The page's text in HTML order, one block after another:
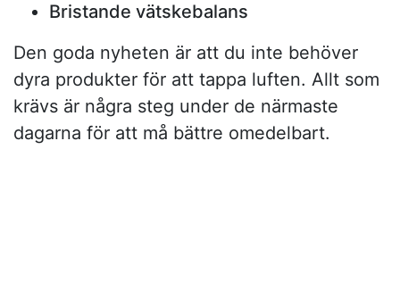
Bristande vätskebalans
Den goda nyheten är att du inte behöver
dyra produkter för att tappa luften. Allt som
krävs är några steg under de närmaste
dagarna för att må bättre omedelbart.